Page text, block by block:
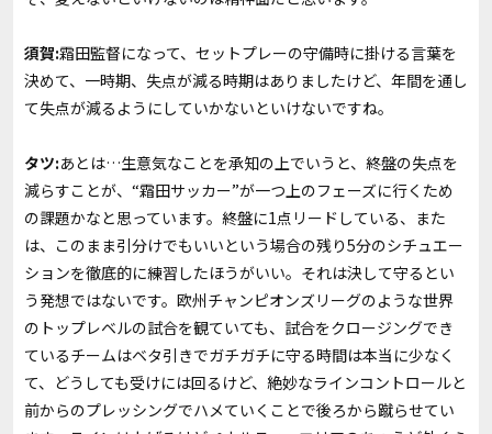
須賀:霜田監督になって、セットプレーの守備時に掛ける言葉を
決めて、一時期、失点が減る時期はありましたけど、年間を通し
て失点が減るようにしていかないといけないですね。
タツ:あとは…生意気なことを承知の上でいうと、終盤の失点を
減らすことが、“霜田サッカー”が一つ上のフェーズに行くため
の課題かなと思っています。終盤に1点リードしている、また
は、このまま引分けでもいいという場合の残り5分のシチュエー
ションを徹底的に練習したほうがいい。それは決して守るとい
う発想ではないです。欧州チャンピオンズリーグのような世界
のトップレベルの試合を観ていても、試合をクロージングでき
ているチームはベタ引きでガチガチに守る時間は本当に少なく
て、どうしても受けには回るけど、絶妙なラインコントロールと
前からのプレッシングでハメていくことで後ろから蹴らせてい